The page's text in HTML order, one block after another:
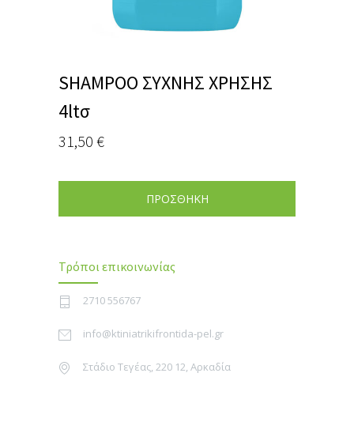
SHAMPOO ΣΥΧΝΗΣ ΧΡΗΣΗΣ
4ltσ
31,50 €
ΠΡΟΣΘΗΚΗ
Τρόποι επικοινωνίας
2710 556767
info@ktiniatrikifrontida-pel.gr
Στάδιο Τεγέας, 220 12, Αρκαδία